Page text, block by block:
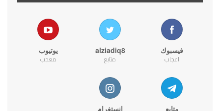
فيسبوك
اعجاب
alziadiq8
متابع
يوتيوب
معجب
متابع انستغرام